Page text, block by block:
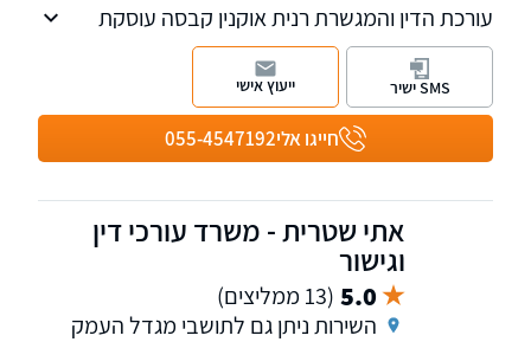
עורכת הדין והמגשרת רנית אוקנין קבסה עוסקת
בדיני משפחה, ירושה, נזקי גוף ותאונות. המשרד
משלב אסטרטגיה משפטית חדה עם תקשורת
אנושית ומכילה לפי העיקרון: "א.נשים - לפני הכל"!
חייגו אלי055-4547192
SMS ישיר ייעוץ אישי
אתי שטרית - משרד עורכי דין
וגישור
5.0 (13 ממליצים)
השירות ניתן גם לתושבי מגדל העמק